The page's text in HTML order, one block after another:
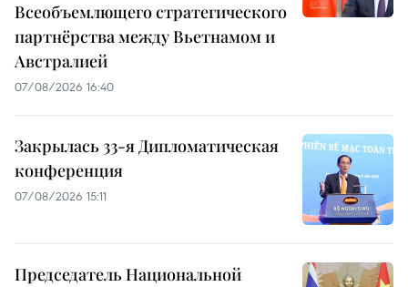
Всеобъемлющего стратегического
партнёрства между Вьетнамом и
Австралией
07/08/2026 16:40
Закрылась 33-я Дипломатическая
конференция
07/08/2026 15:11
Председатель Национальной